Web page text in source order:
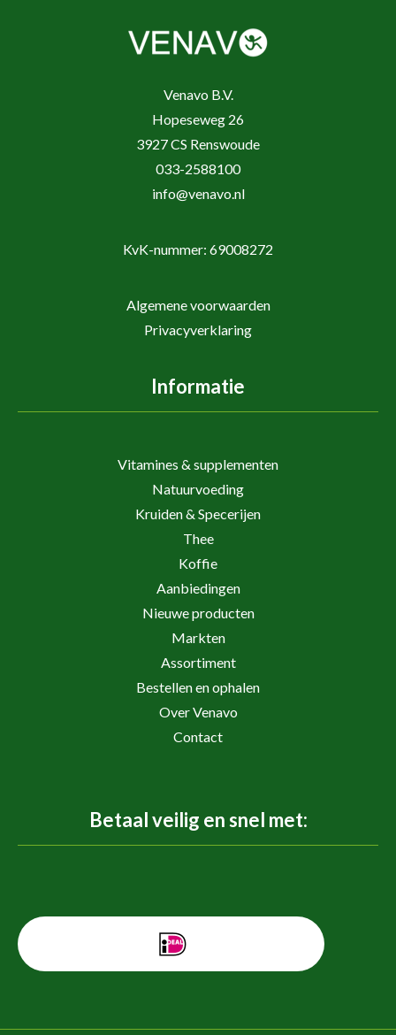
Venavo B.V.
Hopeseweg 26
3927 CS Renswoude
033-2588100
info@venavo.nl
KvK-nummer: 69008272
Algemene voorwaarden
Privacyverklaring
Informatie
Vitamines & supplementen
Natuurvoeding
Kruiden & Specerijen
Thee
Koffie
Aanbiedingen
Nieuwe producten
Markten
Assortiment
Bestellen en ophalen
Over Venavo
Contact
Betaal veilig en snel met: